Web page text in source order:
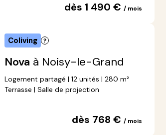
dès 1 490 €/ mois
Coliving
Nova à Noisy-le-Grand
Logement partagé | 12 unités | 280 m²
Terrasse | Salle de projection
dès 768 €/ mois